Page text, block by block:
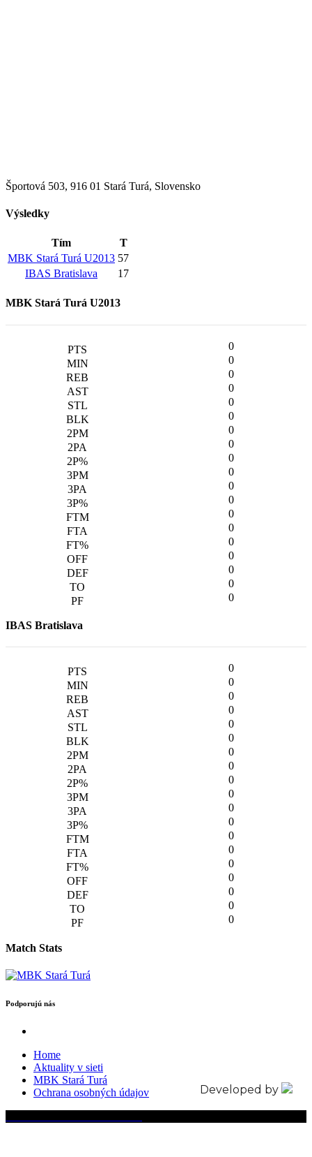
Športová 503, 916 01 Stará Turá, Slovensko
Výsledky
Tím
T
MBK Stará Turá U2013 57
IBAS Bratislava
17
MBK Stará Turá U2013
0
0
0
0
0
0
0
0
0
0
0
0
0
0
0
0
0
0
0
IBAS Bratislava
0
0
0
0
0
0
0
0
0
0
0
0
0
0
0
0
0
0
0
Match Stats
Podporujú nás
Home
Aktuality v sieti
MBK Stará Turá
Ochrana osobných údajov
Developed by